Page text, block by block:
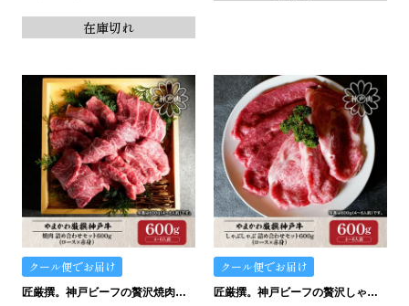
在庫切れ
クール便でお届け
匠厳撰。神戸ビーフの贅沢焼肉セットです。
クール便でお届け
匠厳撰。神戸ビーフの贅沢しゃぶしゃぶセットです。